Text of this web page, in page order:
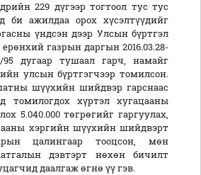
229 дүгээр тогтоол тус тус
би ажилдаа орох хүсэлтүүдийг
үндсэн дээр Улсын бүртгэл
газрын даргын 2016.03.28-
дугаар тушаал гарч, намайг
улсын бүртгэгчээр томилсон.
шүүхийн шийдвэр гарснаас
томилогдох хүртэл хугацааны
5.040.000 төгрөгийг гаргуулах,
хэргийн шүүхийн шийдвэрт
цалингаар тооцсон, мөн
дэвтэрт нөхөн бичилт
даалгаж өгнө үү гэв.